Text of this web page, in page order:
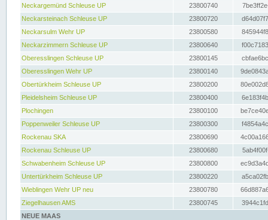
Neckargemünd Schleuse UP
23800740
Neckarsteinach Schleuse UP
23800720
Neckarsulm Wehr UP
23800580
Neckarzimmern Schleuse UP
23800640
Oberesslingen Schleuse UP
23800145
Oberesslingen Wehr UP
23800140
Obertürkheim Schleuse UP
23800200
Pleidelsheim Schleuse UP
23800400
Plochingen
23800100
Poppenweiler Schleuse UP
23800300
Rockenau SKA
23800690
Rockenau Schleuse UP
23800680
Schwabenheim Schleuse UP
23800800
Untertürkheim Schleuse UP
23800220
Wieblingen Wehr UP neu
23800780
Ziegelhausen AMS
23800745
NEUE MAAS